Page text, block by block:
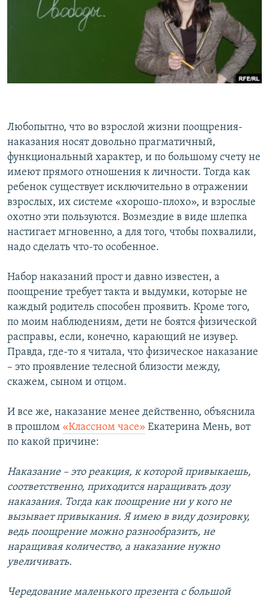
РАСПИСАНИЕ ВЕЩАНИЯ
ПОДПИШИТЕСЬ НА РАССЫЛКУ
Все сайты РСЕ/РС
Любопытно, что во взрослой жизни поощрения-
наказания носят довольно прагматичный,
функциональный характер, и по большому счету не
имеют прямого отношения к личности. Тогда как
ребенок существует исключительно в отражении
взрослых, их системе «хорошо-плохо», и взрослые
охотно эти пользуются. Возмездие в виде шлепка
настигает мгновенно, а для того, чтобы похвалили,
надо сделать что-то особенное.
Набор наказаний прост и давно известен, а
поощрение требует такта и выдумки, которые не
каждый родитель способен проявить. Кроме того,
по моим наблюдениям, дети не боятся физической
расправы, если, конечно, карающий не изувер.
Правда, где-то я читала, что физическое наказание
– это проявление телесной близости между,
скажем, сыном и отцом.
И все же, наказание менее действенно, объяснила
в прошлом «Классном часе» Екатерина Мень, вот
по какой причине:
Наказание – это реакция, к которой привыкаешь,
соответственно, приходится наращивать дозу
наказания. Тогда как поощрение ни у кого не
вызывает привыкания. Я имею в виду дозировку,
ведь поощрение можно разнообразить, не
наращивая количество, а наказание нужно
увеличивать.
Чередование маленького презента с большой